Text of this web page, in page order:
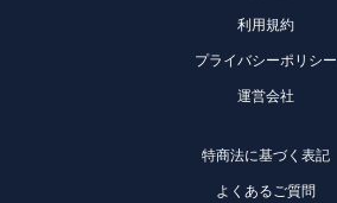
利用規約
プライバシーポリシー
運営会社
特商法に基づく表記
よくあるご質問